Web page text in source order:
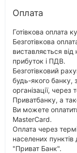
Оплата
Готівкова оплата
Безготівкова
виставляється
прибуток і ПДВ.
Безготівковий
будь-якого банку,
організації,
Приватбанку, а
Ви можете
MasterCard.
Оплата через
населених
"Приват Банк".